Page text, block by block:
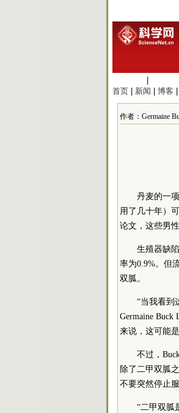
首页
新闻 博客
作者：Germaine
丹麦的一
用了几十年）
论文，这些男
生殖器缺
率为0.9%。但
双胍。
“当我看到
Germaine
来说，这可能
不过，
除了二甲双胍
不要突然停止
“二甲双胍